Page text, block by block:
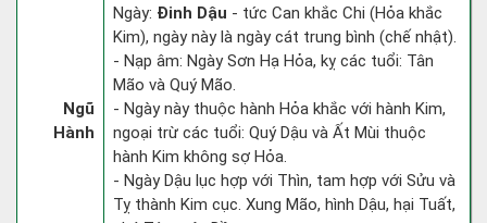
Ngũ
Hành
Ngày: Đinh Dậu - tức Can khắc Chi (Hỏa khắc
Kim), ngày này là ngày cát trung bình (chế nhật).
- Nạp âm: Ngày Sơn Hạ Hỏa, kỵ các tuổi: Tân
Mão và Quý Mão.
- Ngày này thuộc hành Hỏa khắc với hành Kim,
ngoại trừ các tuổi: Quý Dậu và Ất Mùi thuộc
hành Kim không sợ Hỏa.
- Ngày Dậu lục hợp với Thìn, tam hợp với Sửu và
Tỵ thành Kim cục. Xung Mão, hình Dậu, hại Tuất,